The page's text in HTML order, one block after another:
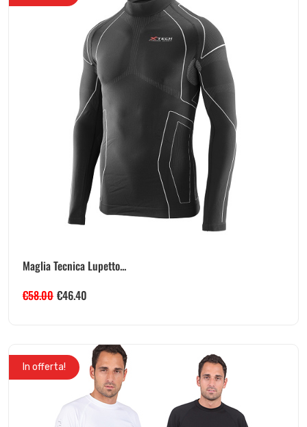
Maglia Tecnica Lupetto...
€58.00 €46.40
In offerta!